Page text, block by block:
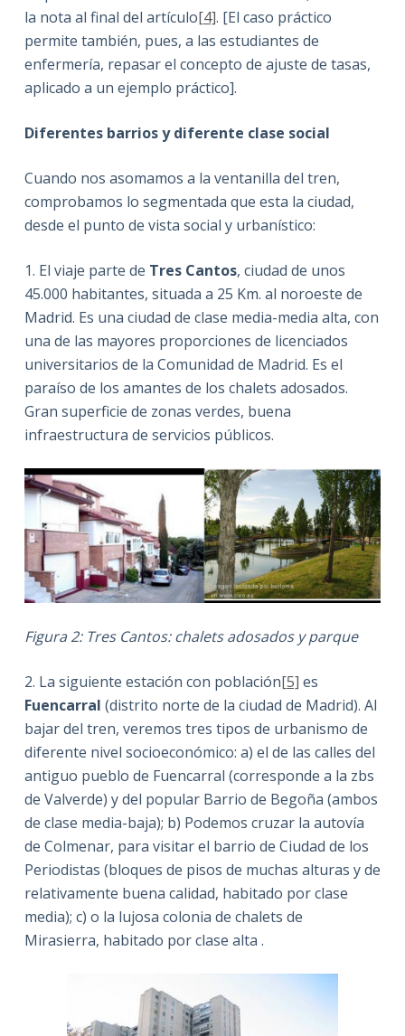
la nota al final del artículo[4]. [El caso práctico
permite también, pues, a las estudiantes de
enfermería, repasar el concepto de ajuste de tasas,
aplicado a un ejemplo práctico].
Diferentes barrios y diferente clase social
Cuando nos asomamos a la ventanilla del tren,
comprobamos lo segmentada que esta la ciudad,
desde el punto de vista social y urbanístico:
1. El viaje parte de Tres Cantos, ciudad de unos
45.000 habitantes, situada a 25 Km. al noroeste de
Madrid. Es una ciudad de clase media-media alta, con
una de las mayores proporciones de licenciados
universitarios de la Comunidad de Madrid. Es el
paraíso de los amantes de los chalets adosados.
Gran superficie de zonas verdes, buena
infraestructura de servicios públicos.
Figura 2: Tres Cantos: chalets adosados y parque
2. La siguiente estación con población[5] es
Fuencarral (distrito norte de la ciudad de Madrid). Al
bajar del tren, veremos tres tipos de urbanismo de
diferente nivel socioeconómico: a) el de las calles del
antiguo pueblo de Fuencarral (corresponde a la zbs
de Valverde) y del popular Barrio de Begoña (ambos
de clase media-baja); b) Podemos cruzar la autovía
de Colmenar, para visitar el barrio de Ciudad de los
Periodistas (bloques de pisos de muchas alturas y de
relativamente buena calidad, habitado por clase
media); c) o la lujosa colonia de chalets de
Mirasierra, habitado por clase alta .